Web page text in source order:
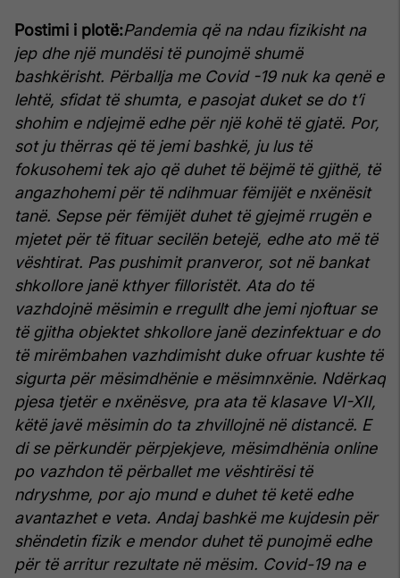
Postimi i plotë:Pandemia që na ndau fizikisht na
jep dhe një mundësi të punojmë shumë
bashkërisht. Përballja me Covid -19 nuk ka qenë e
lehtë, sfidat të shumta, e pasojat duket se do t’i
shohim e ndjejmë edhe për një kohë të gjatë. Por,
sot ju thërras që të jemi bashkë, ju lus të
fokusohemi tek ajo që duhet të bëjmë të gjithë, të
angazhohemi për të ndihmuar fëmijët e nxënësit
tanë. Sepse për fëmijët duhet të gjejmë rrugën e
mjetet për të fituar secilën betejë, edhe ato më të
vështirat. Pas pushimit pranveror, sot në bankat
shkollore janë kthyer filloristët. Ata do të
vazhdojnë mësimin e rregullt dhe jemi njoftuar se
të gjitha objektet shkollore janë dezinfektuar e do
të mirëmbahen vazhdimisht duke ofruar kushte të
sigurta për mësimdhënie e mësimnxënie. Ndërkaq
pjesa tjetër e nxënësve, pra ata të klasave VI-XII,
këtë javë mësimin do ta zhvillojnë në distancë. E
di se përkundër përpjekjeve, mësimdhënia online
po vazhdon të përballet me vështirësi të
ndryshme, por ajo mund e duhet të ketë edhe
avantazhet e veta. Andaj bashkë me kujdesin për
shëndetin fizik e mendor duhet të punojmë edhe
për të arritur rezultate në mësim. Covid-19 na e